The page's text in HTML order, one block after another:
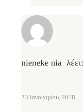
nieneke nia λέει:
23 Ιανουαρίου, 2018